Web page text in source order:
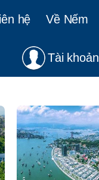
hệ Về Nếm
Tài khoản